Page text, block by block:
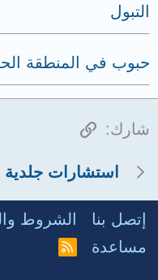
التبول
حبوب في المنطقة
شارك: الرابط
استشارات جلدية
إتصل بنا الشروط
مساعدة
R